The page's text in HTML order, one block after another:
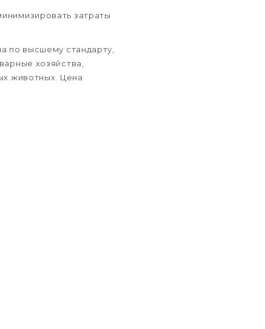
затраты
по высшему стандарту,
хозяйства,
животных. Цена